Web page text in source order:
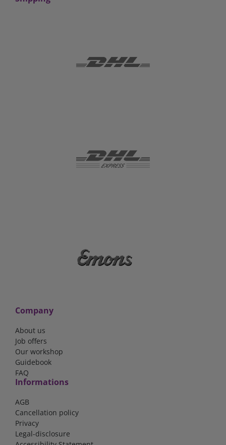
Company
About us
Job offers
Our workshop
Guidebook
FAQ
Informations
AGB
Cancellation policy
Privacy
Legal-disclosure